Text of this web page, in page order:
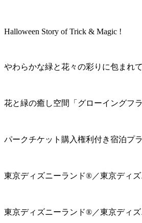
Halloween Story of Trick & Magic !
やわらかな緑と花々の彩りに包まれ
花と緑の癒し空間「グローイングフ
パークチケット購入権利付き宿泊プ
東京ディズニーランド®／東京ディ
東京ディズニーランド®／東京ディ